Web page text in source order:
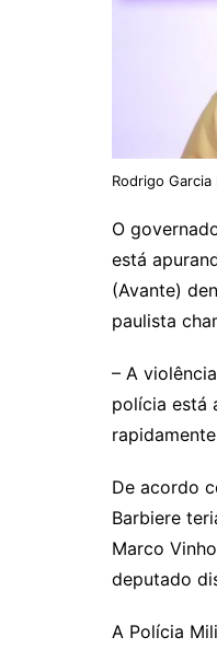
Rodrigo
O
está
(Avante)
paulista
– A
polícia está
De acordo
Barbiere
Marco
deputado
A Polícia